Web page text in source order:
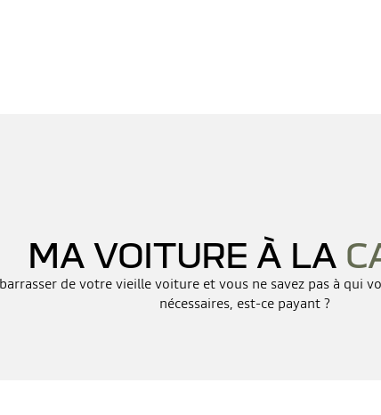
MA VOITURE À LA
de votre vieille voiture et vous ne savez pas à qui
nécessaires, est-ce payant ?